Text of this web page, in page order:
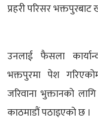
प्रहरी परिसर भक्तपुरबाट
उनलाई फैसला
भक्तपुरमा पेश
जरिवाना भुक्तानको
काठमाडौं पठाइएको छ ।